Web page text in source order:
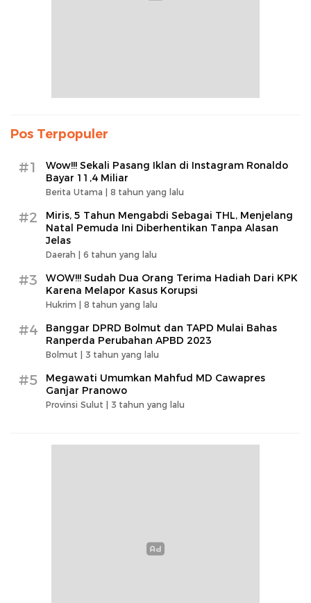
Pos Terpopuler
#1
Wow!!! Sekali Pasang Iklan di Instagram Ronaldo
Bayar 11,4 Miliar
Berita Utama | 8 tahun yang lalu
#2
Miris, 5 Tahun Mengabdi Sebagai THL, Menjelang
Natal Pemuda Ini Diberhentikan Tanpa Alasan
Jelas
Daerah | 6 tahun yang lalu
#3
WOW!!! Sudah Dua Orang Terima Hadiah Dari KPK
Karena Melapor Kasus Korupsi
Hukrim | 8 tahun yang lalu
#4
Banggar DPRD Bolmut dan TAPD Mulai Bahas
Ranperda Perubahan APBD 2023
Bolmut | 3 tahun yang lalu
#5
Megawati Umumkan Mahfud MD Cawapres
Ganjar Pranowo
Provinsi Sulut | 3 tahun yang lalu